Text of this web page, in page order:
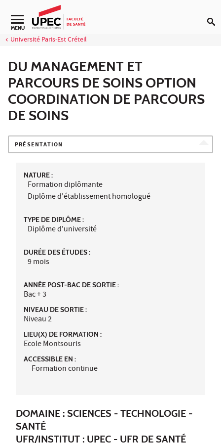
Aller au contenu
Navigation secondaire
MENU
Université Paris-Est Créteil
DU MANAGEMENT ET
PARCOURS DE SOINS OPTION
COORDINATION DE PARCOURS
DE SOINS
PRÉSENTATION
NATURE :
Formation diplômante
Diplôme d'établissement homologué
TYPE DE DIPLÔME :
Diplôme d'université
DURÉE DES ÉTUDES :
9 mois
ANNÉE POST-BAC DE SORTIE :
Bac + 3
NIVEAU DE SORTIE :
Niveau 2
LIEU(X) DE FORMATION :
Ecole Montsouris
ACCESSIBLE EN :
Formation continue
DOMAINE : SCIENCES - TECHNOLOGIE -
SANTÉ
UFR/INSTITUT : UPEC - UFR DE SANTÉ